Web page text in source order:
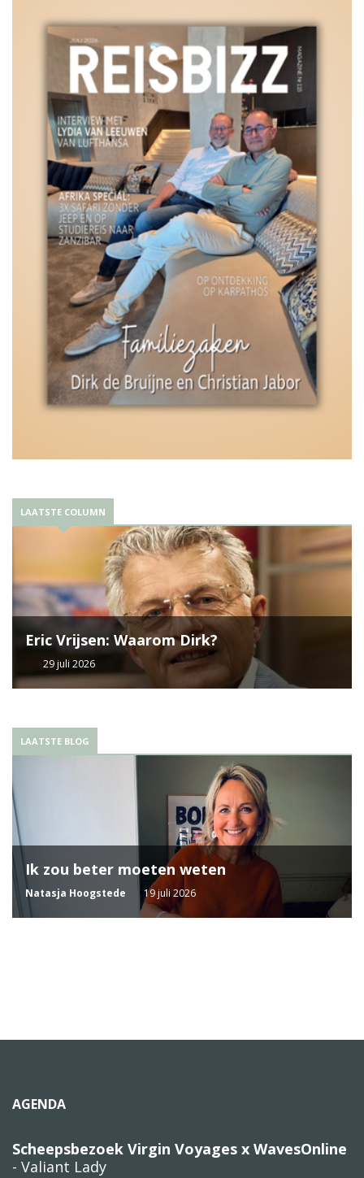
LAATSTE COLUMN
Eric Vrijsen: Waarom Dirk?
29 juli 2026
LAATSTE BLOG
Ik zou beter moeten weten
Natasja Hoogstede 19 juli 2026
AGENDA
Scheepsbezoek Virgin Voyages x WavesOnline
- Valiant Lady